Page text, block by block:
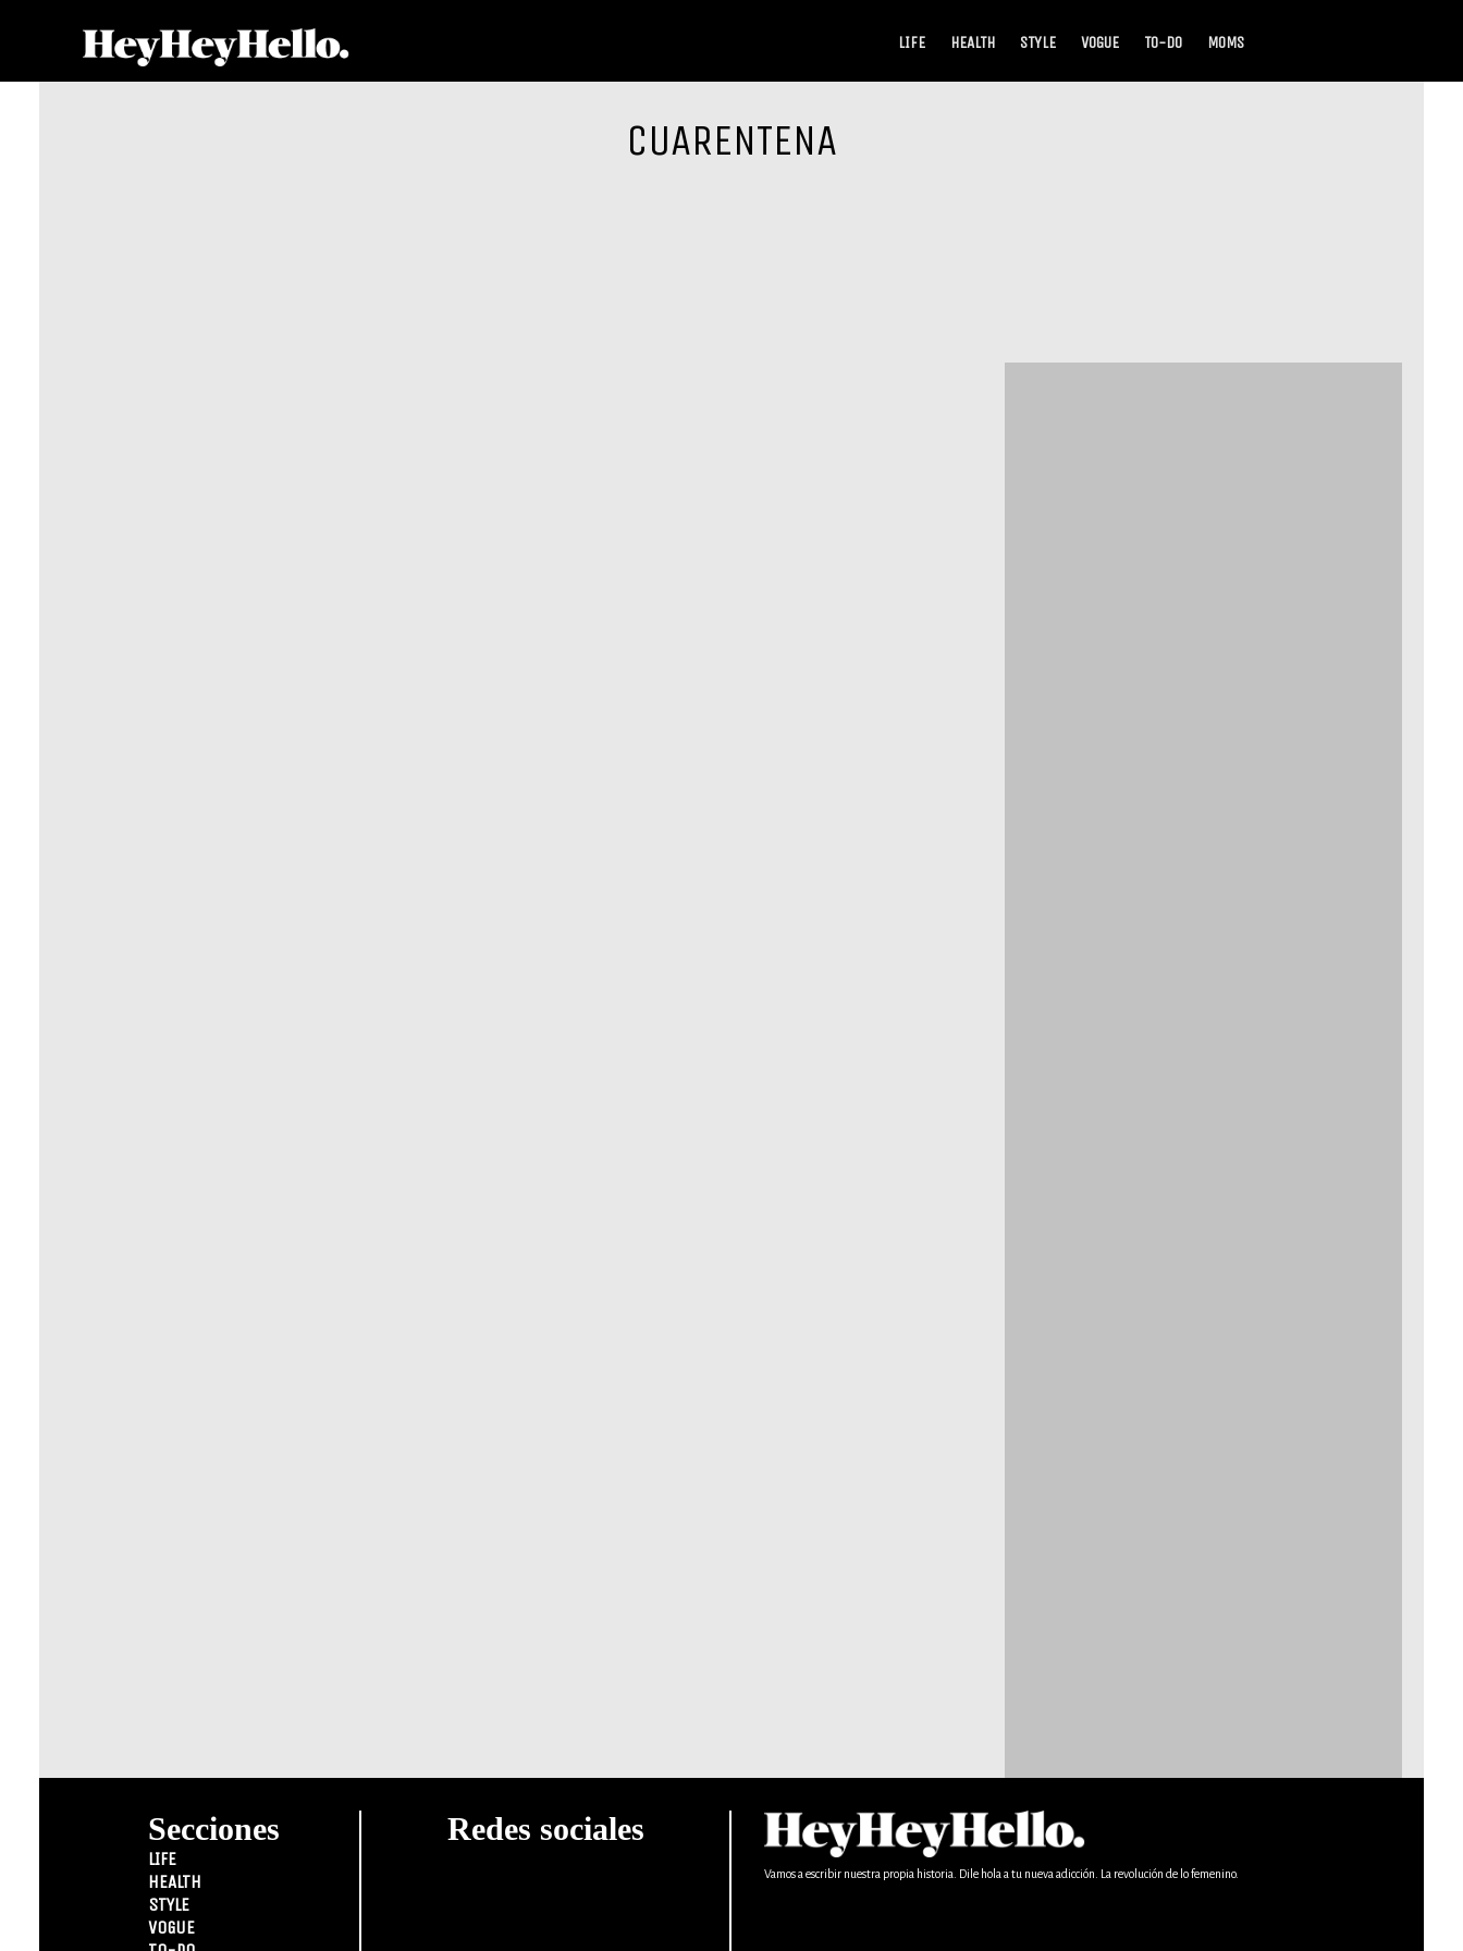
LIFE HEALTH STYLE VOGUE TO-DO MOMS
CUARENTENA
Secciones
LIFE
HEALTH
STYLE
VOGUE
Redes sociales
Vamos a escribir nuestra propia historia. Dile hola a tu nueva adicción. La revolución de lo femenino.